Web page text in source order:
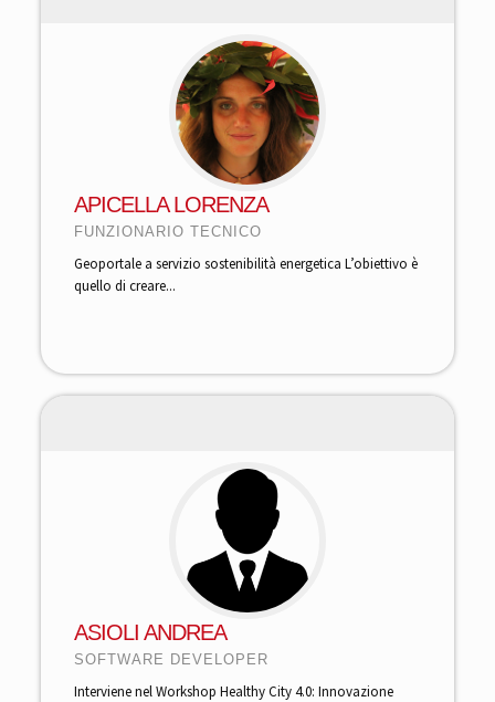
APICELLA LORENZA
FUNZIONARIO TECNICO
Geoportale a servizio sostenibilità energetica L’obiettivo è
quello di creare...
ASIOLI ANDREA
SOFTWARE DEVELOPER
Interviene nel Workshop Healthy City 4.0: Innovazione